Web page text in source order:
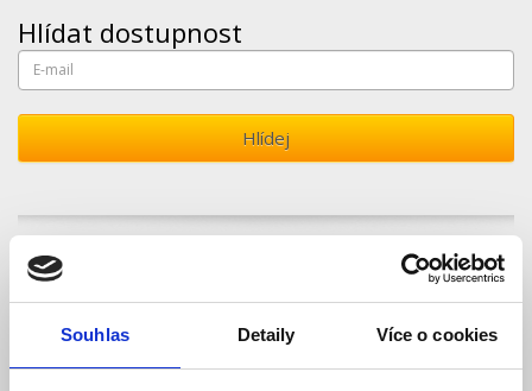
Souhlas Detaily Více o cookies
Hlídat dostupnost
Hlídej
Popis